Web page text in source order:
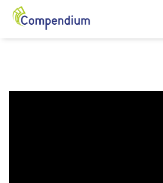
Salta al contenuto principale